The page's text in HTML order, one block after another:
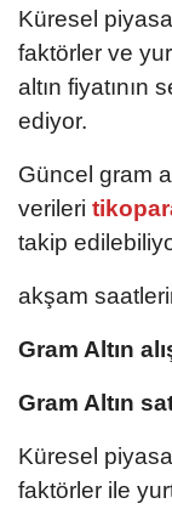
Küresel
faktörler ve
altın fiyatının
ediyor.
Güncel gram
verileri
takip
akşam
Gram Altın
Gram Altın
Küresel
faktörler ile